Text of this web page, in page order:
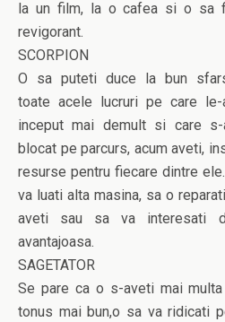
la un film, la o cafea si o sa
revigorant.
SCORPION
O sa puteti duce la bun
toate acele lucruri pe care le-
inceput mai demult si care s-
blocat pe parcurs, acum aveti,
resurse pentru fiecare dintre
va luati alta masina, sa o
aveti sau sa va interesati
avantajoasa.
SAGETATOR
Se pare ca o s-aveti mai
tonus mai bun,o sa va ridicati